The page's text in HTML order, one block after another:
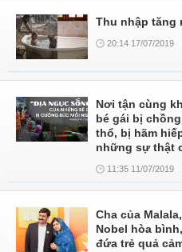
Thu nhập tăng
20:14 17/07/2019
Nơi tận cùng
bé gái bị
thổ, bị hãm
những sự thật
11:35 11/07/2019
Cha của
Nobel hòa
đứa trẻ quả